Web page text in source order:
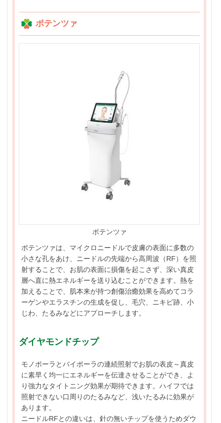
ポテンツァ
ポテンツァ
ポテンツァは、マイクロニードルで皮膚の表面に多数の
小さな孔をあけ、ニードルの先端から高周波（RF）を照
射することで、お肌の表面に損傷を起こさず、深い真皮
層へ直に熱エネルギーを送り込むことができます。熱を
加えることで、肌本来が持つ創傷治癒効果を高めてコラ
ーゲンやエラスチンの生成を促し、毛穴、ニキビ跡、小
じわ、たるみなどにアプローチします。
ダイヤモンドチップ
モノポーラとバイポーラの連続照射でお肌の表皮～真皮
に素早く均一にエネルギーを伝達させることができ、よ
り強力なタイトニング効果が期待できます。ハイフでは
照射できない口周りのたるみなど、浅いたるみに効果が
あります。
ニードルRFとの違いは、針の無いチップを使うためダウ